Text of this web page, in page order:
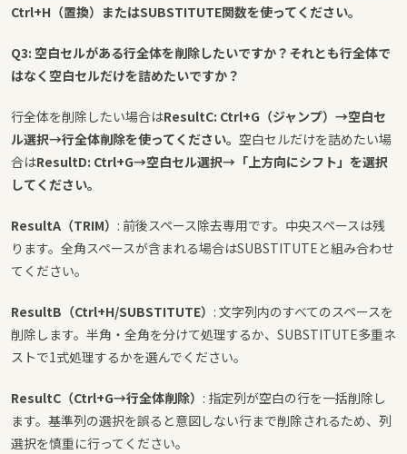
Ctrl+H（置換）またはSUBSTITUTE関数を使ってください。
Q3: 空白セルがある行全体を削除したいですか？それとも行全体で
はなく空白セルだけを詰めたいですか？
行全体を削除したい場合はResultC: Ctrl+G（ジャンプ）→空白セ
ル選択→行全体削除を使ってください。 空白セルだけを詰めたい場
合はResultD: Ctrl+G→空白セル選択→「上方向にシフト」を選択
してください。
ResultA（TRIM） : 前後スペース除去専用です。中央スペースは残
ります。全角スペースが含まれる場合はSUBSTITUTEと組み合わせ
てください。
ResultB（Ctrl+H/SUBSTITUTE） : 文字列内のすべてのスペースを
削除します。半角・全角を分けて処理するか、SUBSTITUTE多重ネ
ストで1式処理するかを選んでください。
ResultC（Ctrl+G→行全体削除） : 指定列が空白の行を一括削除し
ます。基準列の選択を誤ると意図しない行まで削除されるため、列
選択を慎重に行ってください。